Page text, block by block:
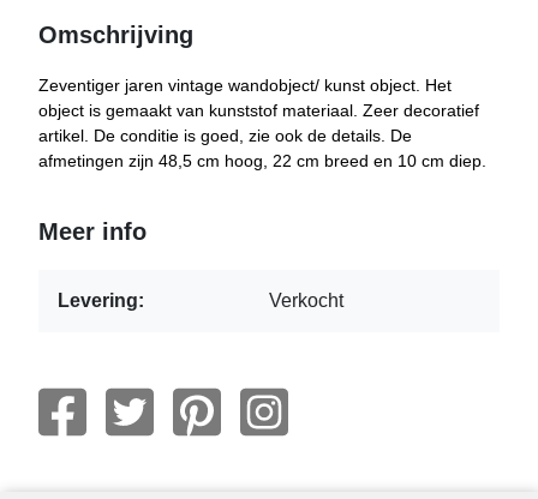
Omschrijving
Zeventiger jaren vintage wandobject/ kunst object. Het
object is gemaakt van kunststof materiaal. Zeer decoratief
artikel. De conditie is goed, zie ook de details. De
afmetingen zijn 48,5 cm hoog, 22 cm breed en 10 cm diep.
Meer info
Levering: Verkocht